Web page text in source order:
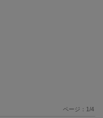
ページ： 1 /4